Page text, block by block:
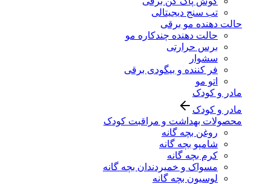
تب سنج دیجیتالی
حالت دهنده مو برقی
حالت دهنده چندکاره مو
برس حرارتی
سشوار
فر کننده و بیگودی برقی
اتو مو
مادر و کودک
مادر و کودک
محصولات بهداشت و مراقبت کودک
روغن بچه گانه
شامپو بچه گانه
کرم بچه گانه
مسواک و خمیردندان بچه گانه
لوسیون بچه گانه